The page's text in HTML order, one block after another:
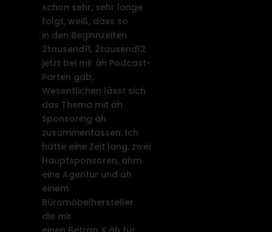
schon sehr, sehr lange
folgt, weiß, dass so
in den Beginnzeiten
2tausend11, 2tausend12
jetzt bei mir äh Podcast-
Parten gab,
Wesentlichen lässt sich
das Thema mit äh
Sponsoring äh
zusammenfassen. Ich
hatte eine Zeit lang, zwei
Hauptsponsoren, ähm
eine Agentur und äh
einem
Büromöbelhersteller
die mir